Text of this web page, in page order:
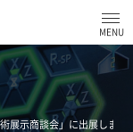
展示商談会」に出展しまし